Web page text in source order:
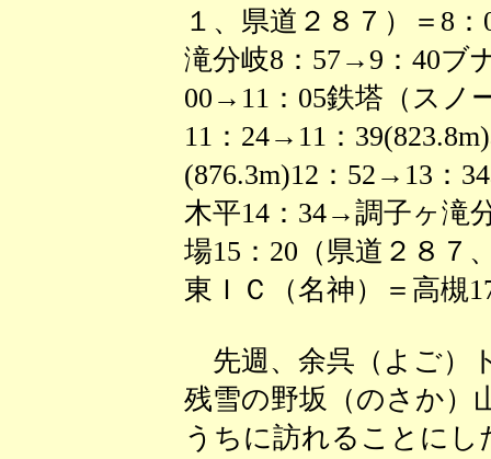
１、県道２８７）＝8
滝分岐8：57→9：40ブ
00→11：05鉄塔（スノ
11：24→11：
(876.3m)12：52→13：
木平14：34→調子ヶ滝
場15：20（県道２８７
東ＩＣ（名神）＝高槻
先週、余呉（よご）
残雪の野坂（のさか）
うちに訪れることにし